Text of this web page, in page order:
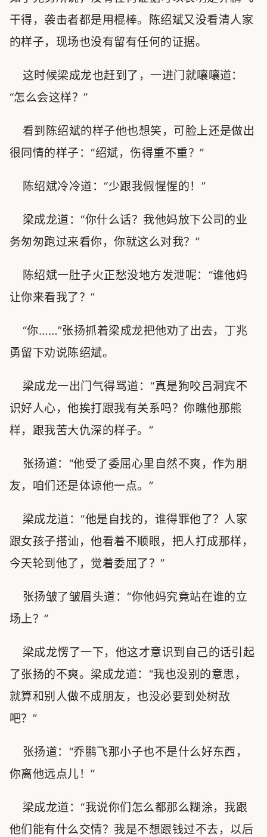
干得，袭击者都是用棍棒。陈绍斌又没看清人家
的样子，现场也没有留有任何的证据。
这时候梁成龙也赶到了，一进门就嚷嚷道：
“怎么会这样？”
看到陈绍斌的样子他也想笑，可脸上还是做出
很同情的样子：“绍斌，伤得重不重？”
陈绍斌冷冷道：“少跟我假惺惺的！”
梁成龙道：“你什么话？我他妈放下公司的业
务匆匆跑过来看你，你就这么对我？”
陈绍斌一肚子火正愁没地方发泄呢：“谁他妈
让你来看我了？”
“你……”张扬抓着梁成龙把他劝了出去，丁兆
勇留下劝说陈绍斌。
梁成龙一出门气得骂道：“真是狗咬吕洞宾不
识好人心，他挨打跟我有关系吗？你瞧他那熊
样，跟我苦大仇深的样子。”
张扬道：“他受了委屈心里自然不爽，作为朋
友，咱们还是体谅他一点。”
梁成龙道：“他是自找的，谁得罪他了？人家
跟女孩子搭讪，他看着不顺眼，把人打成那样，
今天轮到他了，觉着委屈了？”
张扬皱了皱眉头道：“你他妈究竟站在谁的立
场上？”
梁成龙愣了一下，他这才意识到自己的话引起
了张扬的不爽。梁成龙道：“我也没别的意思，
就算和别人做不成朋友，也没必要到处树敌
吧？”
张扬道：“乔鹏飞那小子也不是什么好东西，
你离他远点儿！”
梁成龙道：“我说你们怎么都那么糊涂，我跟
他们能有什么交情？我是不想跟钱过不去，以后